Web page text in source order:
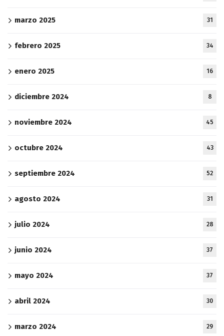
marzo 2025 31
febrero 2025 34
enero 2025 16
diciembre 2024 8
noviembre 2024 45
octubre 2024 43
septiembre 2024 52
agosto 2024 31
julio 2024 28
junio 2024 37
mayo 2024 37
abril 2024 30
marzo 2024 29